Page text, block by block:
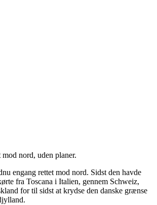
nord, uden planer.
engang rettet mod nord. Sidst den havde
fra Toscana i Italien, gennem Schweiz,
for til sidst at krydse den danske grænse